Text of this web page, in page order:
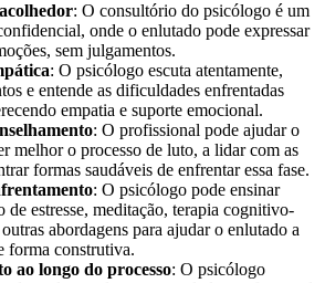
: O consultório do psicólogo é um
onde o enlutado pode expressar
sem julgamentos.
: O psicólogo escuta atentamente,
e entende as dificuldades enfrentadas
empatia e suporte emocional.
: O profissional pode ajudar o
melhor o processo de luto, a lidar com as
formas saudáveis de enfrentar essa fase.
: O psicólogo pode ensinar
de estresse, meditação, terapia cognitivo-
abordagens para ajudar o enlutado a
forma construtiva.
ao longo do processo: O psicólogo